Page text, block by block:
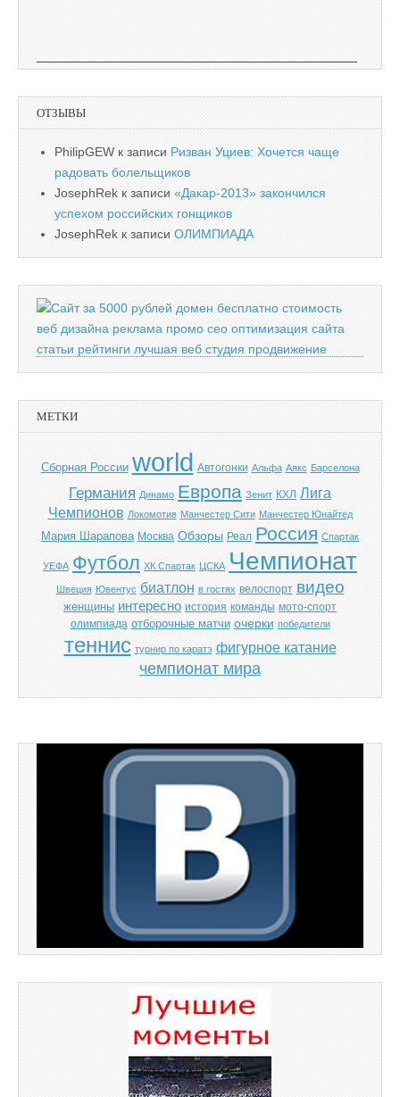
ОТЗЫВЫ
PhilipGEW к записи Ризван Уциев: Хочется чаще
радовать болельщиков
JosephRek к записи «Дакар-2013» закончился
успехом российских гонщиков
JosephRek к записи ОЛИМПИАДА
МЕТКИ
Cборная России world Автогонки Альфа Аякс Барселона
Германия Динамо Европа Зенит КХЛ Лига
Чемпионов Локомотив Манчестер Сити Манчестер Юнайтед
Мария Шарапова Москва Обзоры Реал Россия Спартак
УЕФА Футбол ХК Спартак ЦСКА Чемпионат
Швеция Ювентус биатлон в гостях велоспорт видео
женщины интересно история команды мото-спорт
олимпиада отборочные матчи очерки победители
теннис турнир по каратэ фигурное катание
чемпионат мира